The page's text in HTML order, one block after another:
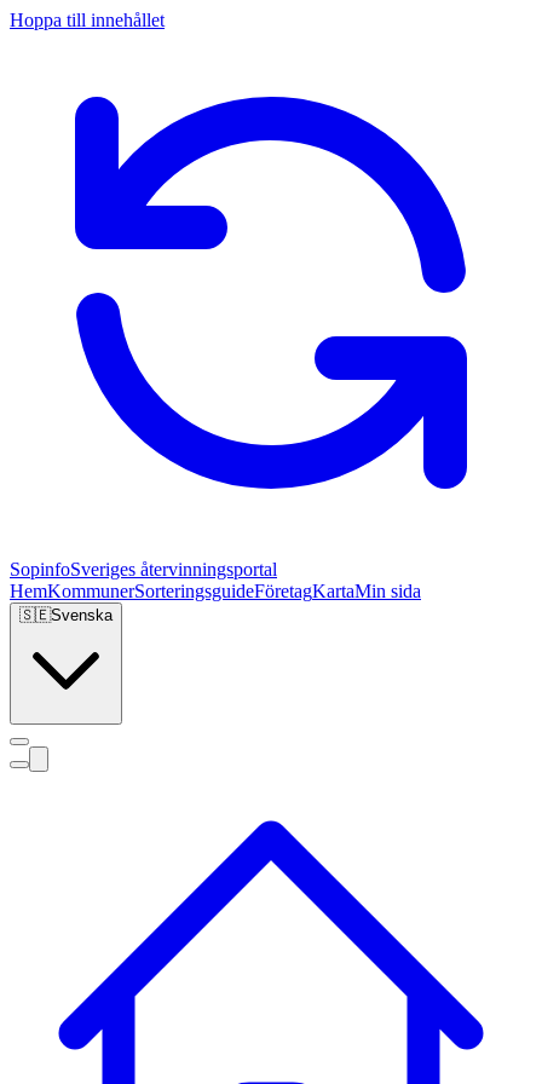
Hoppa till innehållet
SopinfoSveriges återvinningsportal
HemKommunerSorteringsguideFöretagKartaMin sida
🇸🇪Svenska